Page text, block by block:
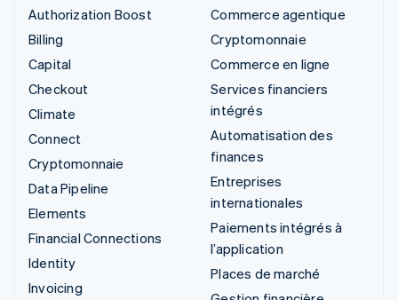
Authorization Boost
Billing
Capital
Checkout
Climate
Connect
Cryptomonnaie
Data Pipeline
Elements
Financial Connections
Identity
Invoicing
Commerce agentique
Cryptomonnaie
Commerce en ligne
Services financiers
intégrés
Automatisation des
finances
Entreprises
internationales
Paiements intégrés à
l’application
Places de marché